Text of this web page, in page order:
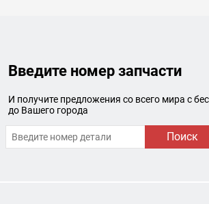
Введите номер запчасти
И получите предложения со всего мира с
до Вашего города
Поиск